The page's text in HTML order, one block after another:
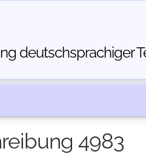
deutschsprachiger
4983